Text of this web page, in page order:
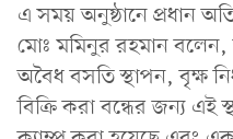
এ সময় অনুষ্ঠানে প্রধান
মোঃ মমিনুর রহমান
অবৈধ বসতি স্থাপন, বৃক্ষ
বিক্রি করা বন্ধের জন্য এই